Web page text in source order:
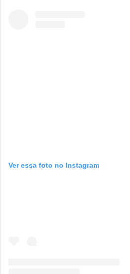
Ver essa foto no Instagram